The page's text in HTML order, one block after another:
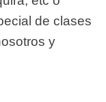
de clases
y